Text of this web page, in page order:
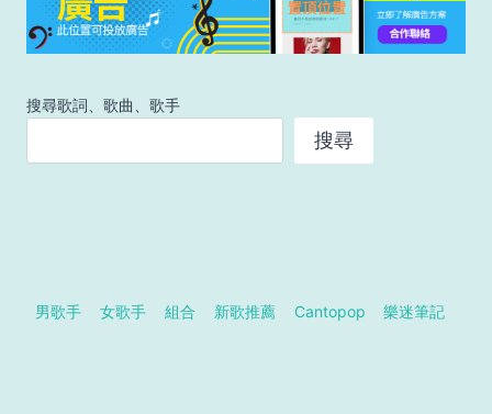
搜尋歌詞、歌曲、歌手
搜尋
男歌手 女歌手 組合 新歌推薦 Cantopop 樂迷筆記